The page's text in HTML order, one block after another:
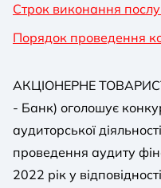
АКЦІОНЕРНЕ
- Банк) оголошує
аудиторської
проведення аудиту
2022 рік у
Строк виконання
Порядок проведення